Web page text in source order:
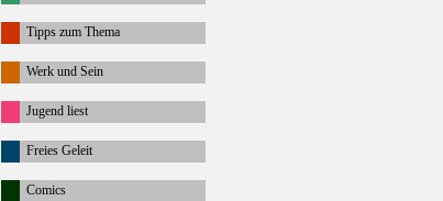
Tipps zum Thema
Werk und Sein
Jugend liest
Freies Geleit
Comics